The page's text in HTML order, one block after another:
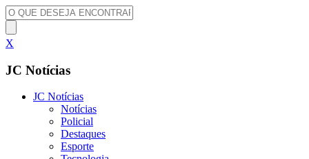
X
JC Notícias
JC Notícias
Notícias
Policial
Destaques
Esporte